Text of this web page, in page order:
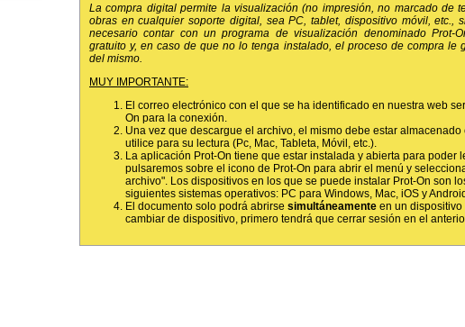
La compra digital permite la visualización (no impresión, no marcado de
obras en cualquier soporte digital, sea PC, tablet, dispositivo móvil, etc.,
necesario contar con un programa de visualización denominado Prot-
gratuito y, en caso de que no lo tenga instalado, el proceso de compra le
del mismo.
MUY IMPORTANTE:
El correo electrónico con el que se ha identificado en nuestra web
On para la conexión.
Una vez que descargue el archivo, el mismo debe estar
utilice para su lectura (Pc, Mac, Tableta, Móvil, etc.).
La aplicación Prot-On tiene que estar instalada y abierta para poder
pulsaremos sobre el icono de Prot-On para abrir el menú y
archivo". Los dispositivos en los que se puede instalar Prot-On son
siguientes sistemas operativos: PC para Windows, Mac, iOS y
El documento solo podrá abrirse simultáneamente en un
cambiar de dispositivo, primero tendrá que cerrar sesión en el